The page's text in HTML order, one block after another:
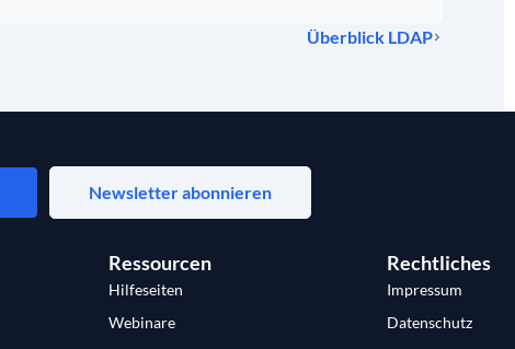
Überblick LDAP
Newsletter abonnieren
Ressourcen
Hilfeseiten
Webinare
Rechtliches
Impressum
Datenschutz